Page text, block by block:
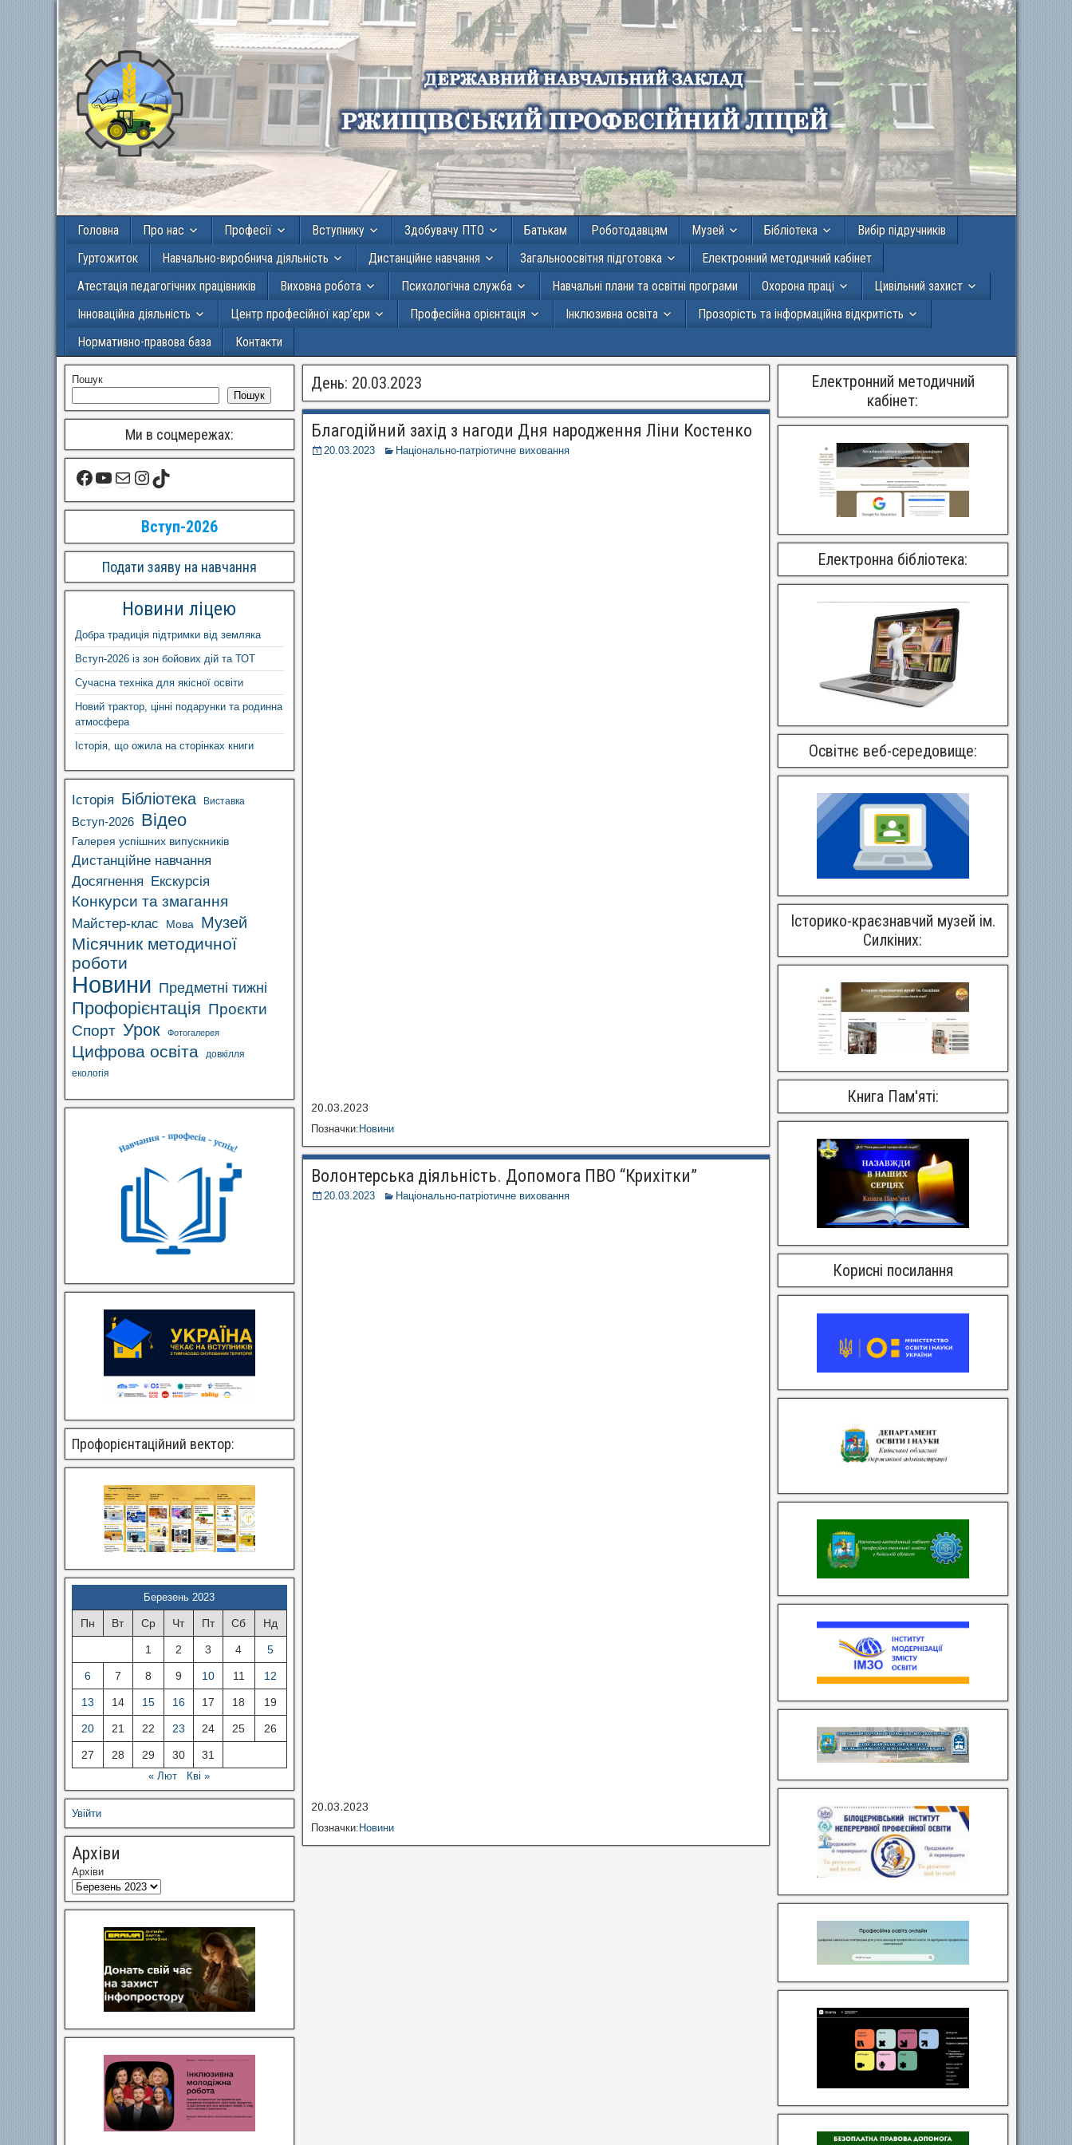
Головна Про нас Професії Вступнику Здобувачу ПТО Батькам Роботодавцям Музей Бібліотека
Вибір підручників
Гуртожиток
Навчально-виробнича діяльність Дистанційне навчання Загальноосвітня підготовка
Електронний методичний кабінет
Атестація педагогічних працівників
Виховна робота Психологічна служба Навчальні плани та освітні програми Охорона праці
Цивільний захист
Інноваційна діяльність
Центр професійної кар’єри Професійна орієнтація Інклюзивна освіта
Прозорість та інформаційна відкритість
Нормативно-правова база
Контакти
День: 20.03.2023
Благодійний захід з нагоди Дня народження Ліни Костенко
20.03.2023 Національно-патріотичне виховання
20.03.2023
Позначки: Новини
Волонтерська діяльність. Допомога ПВО “Крихітки”
20.03.2023 Національно-патріотичне виховання
20.03.2023
Позначки: Новини
Пошук
Пошук
Ми в соцмережах:
Вступ-2026
Подати заяву на навчання
Новини ліцею
Добра традиція підтримки від земляка
Вступ-2026 із зон бойових дій та ТОТ
Сучасна техніка для якісної освіти
Новий трактор, цінні подарунки та родинна
атмосфера
Історія, що ожила на сторінках книги
Історія Бібліотека Виставка
Вступ-2026 Відео
Галерея успішних випускників
Дистанційне навчання
Досягнення Екскурсія
Конкурси та змагання
Майстер-клас Мова Музей
Місячник методичної
роботи
Новини Предметні тижні
Профорієнтація Проєкти
Спорт Урок Фотогалерея
Цифрова освіта
довкілля
екологія
Профорієнтаційний вектор:
Березень 2023
Пн Вт Ср Чт Пт Сб Нд
1 2 3 4 5
6 7 8 9 10 11 12
13 14 15 16 17 18 19
20 21 22 23 24 25 26
27 28 29 30 31
« Лют Кві »
Увійти
Архіви
Архіви
Електронний методичний
кабінет:
Електронна бібліотека:
Освітнє веб-середовище:
Історико-краєзнавчий музей ім.
Силкіних:
Книга Пам'яті:
Корисні посилання